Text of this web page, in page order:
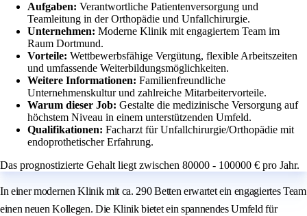
Aufgaben: Verantwortliche Patientenversorgung und
Teamleitung in der Orthopädie und Unfallchirurgie.
Unternehmen: Moderne Klinik mit engagiertem Team im
Raum Dortmund.
Vorteile: Wettbewerbsfähige Vergütung, flexible Arbeitszeiten
und umfassende Weiterbildungsmöglichkeiten.
Weitere Informationen: Familienfreundliche
Unternehmenskultur und zahlreiche Mitarbeitervorteile.
Warum dieser Job: Gestalte die medizinische Versorgung auf
höchstem Niveau in einem unterstützenden Umfeld.
Qualifikationen: Facharzt für Unfallchirurgie/Orthopädie mit
endoprothetischer Erfahrung.
Das prognostizierte Gehalt liegt zwischen 80000 - 100000 € pro Jahr.
In einer modernen Klinik mit ca. 290 Betten erwartet ein engagiertes Team
einen neuen Kollegen. Die Klinik bietet ein spannendes Umfeld für